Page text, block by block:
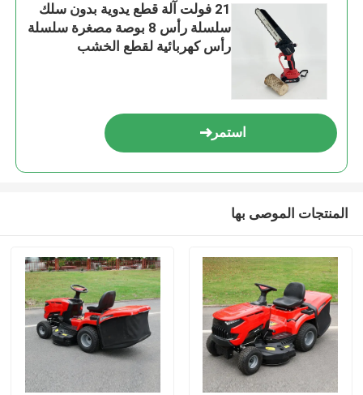
21 فولت آلة قطع يدوية بدون سلك
سلسلة رأس 8 بوصة مصغرة سلسلة
رأس كهربائية لقطع الخشب
استمر
المنتجات الموصى بها